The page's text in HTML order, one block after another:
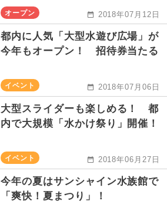
オープン 2018年07月12日
都内に人気「大型水遊び広場」が
今年もオープン！ 招待券当たる
イベント 2018年07月06日
大型スライダーも楽しめる！ 都
内で大規模「水かけ祭り」開催！
イベント 2018年06月27日
今年の夏はサンシャイン水族館で
「爽快！夏まつり」！